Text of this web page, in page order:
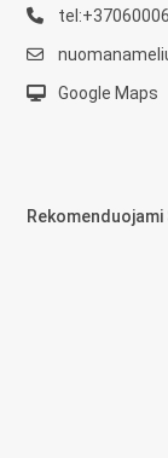
Google Maps
Rekomenduojami